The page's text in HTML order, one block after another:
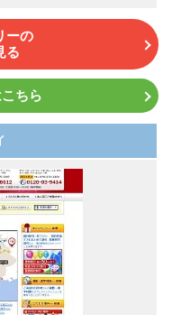
ーの
る
ちら